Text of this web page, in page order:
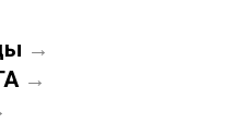
→
→